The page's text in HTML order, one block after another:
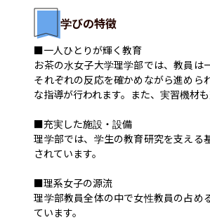
学びの特徴
■一人ひとりが輝く教育
お茶の水女子大学理学部では、教員は
それぞれの反応を確かめながら進めら
な指導が行われます。また、実習機材
■充実した施設・設備
理学部では、学生の教育研究を支える
されています。
■理系女子の源流
理学部教員全体の中で女性教員の占め
ています。